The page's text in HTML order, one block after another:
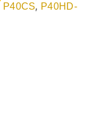
P40CS, P40HD-